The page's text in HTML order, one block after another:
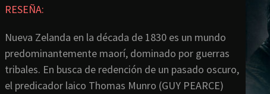
RESEÑA:
Nueva Zelanda en la década de 1830 es un mundo
predominantemente maorí, dominado por guerras
tribales. En busca de redención de un pasado oscuro,
el predicador laico Thomas Munro (GUY PEARCE)